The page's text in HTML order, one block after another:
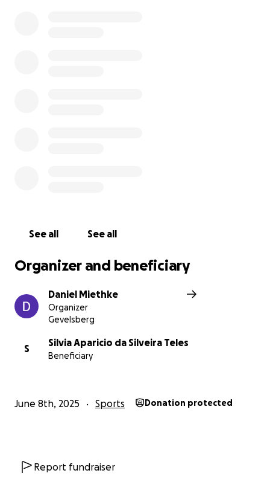
See all See all
Organizer and beneficiary
Daniel Miethke
Organizer
Gevelsberg
S
Silvia Aparicio da Silveira Teles
Beneficiary
June 8th, 2025 Sports Donation protected
Report fundraiser